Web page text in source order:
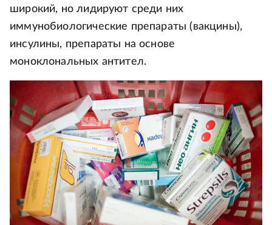
широкий, но лидируют среди них
иммунобиологические препараты (вакцины),
инсулины, препараты на основе
моноклональных антител.